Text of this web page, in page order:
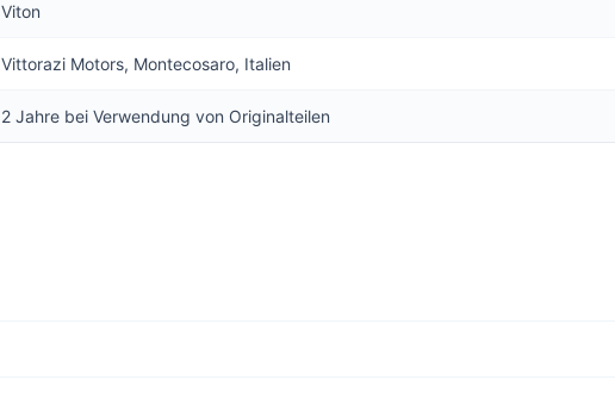
Viton
Vittorazi Motors, Montecosaro, Italien
2 Jahre bei Verwendung von Originalteilen